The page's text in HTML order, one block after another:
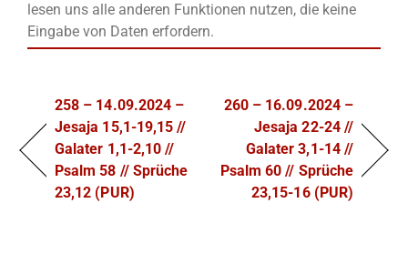
lesen uns alle anderen Funktionen nutzen, die keine
Eingabe von Daten erfordern.
258 – 14.09.2024 –
Jesaja 15,1-19,15 //
Galater 1,1-2,10 //
Psalm 58 // Sprüche
23,12 (PUR)
260 – 16.09.2024 –
Jesaja 22-24 //
Galater 3,1-14 //
Psalm 60 // Sprüche
23,15-16 (PUR)